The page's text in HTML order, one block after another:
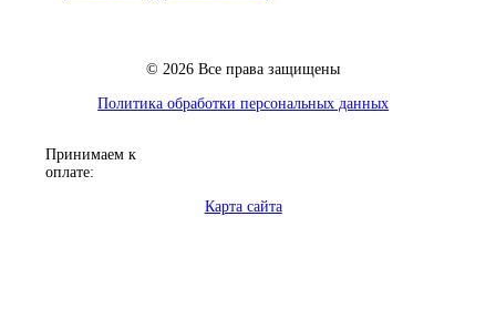
© 2026 Все права защищены
Политика обработки персональных данных
Принимаем к
оплате:
Карта сайта